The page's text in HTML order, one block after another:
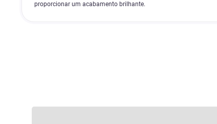
proporcionar um acabamento brilhante.